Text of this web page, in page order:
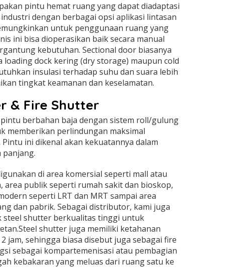
pintu hemat ruang yang dapat diadaptasi
dengan berbagai opsi aplikasi lintasan
untuk penggunaan ruang yang
ini bisa dioperasikan baik secara manual
kebutuhan. Sectional door biasanya
loading dock kering (dry storage) maupun cold
insulasi terhadap suhu dan suara lebih
tingkat keamanan dan keselamatan.
& Fire Shutter
berbahan baja dengan sistem roll/gulung
memberikan perlindungan maksimal
ini dikenal akan kekuatannya dalam
di area komersial seperti mall atau
area publik seperti rumah sakit dan bioskop,
seperti LRT dan MRT sampai area
dan pabrik. Sebagai distributor, kami juga
steel shutter berkualitas tinggi untuk
shutter juga memiliki ketahanan
jam, sehingga biasa disebut juga sebagai fire
sebagai kompartemenisasi atau pembagian
kebakaran yang meluas dari ruang satu ke